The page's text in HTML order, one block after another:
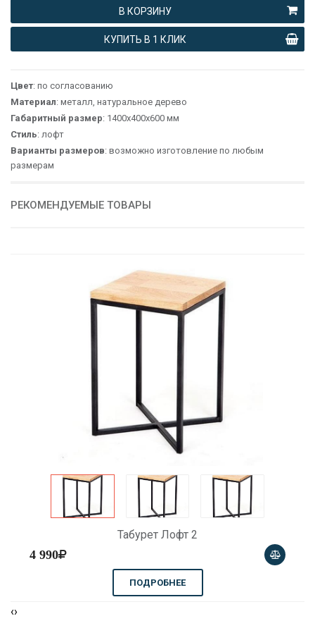
В КОРЗИНУ
КУПИТЬ В 1 КЛИК
Цвет: по согласованию
Материал: металл, натуральное дерево
Габаритный размер: 1400х400х600 мм
Стиль: лофт
Варианты размеров: возможно изготовление по любым
размерам
РЕКОМЕНДУЕМЫЕ ТОВАРЫ
Табурет Лофт 2
4 990
ПОДРОБНЕЕ
‹›